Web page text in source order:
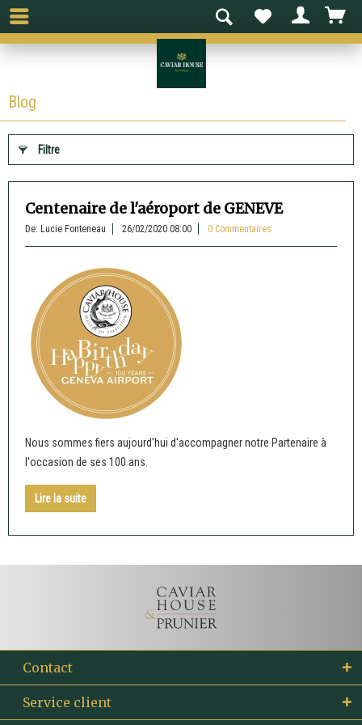
Blog
Filtre
Centenaire de l'aéroport de GENEVE
De: Lucie Fonteneau 26/02/2020 08:00 0 Commentaires
Nous sommes fiers aujourd'hui d'accompagner notre Partenaire à
l'occasion de ses 100 ans.
Lire la suite
Contact
Service client